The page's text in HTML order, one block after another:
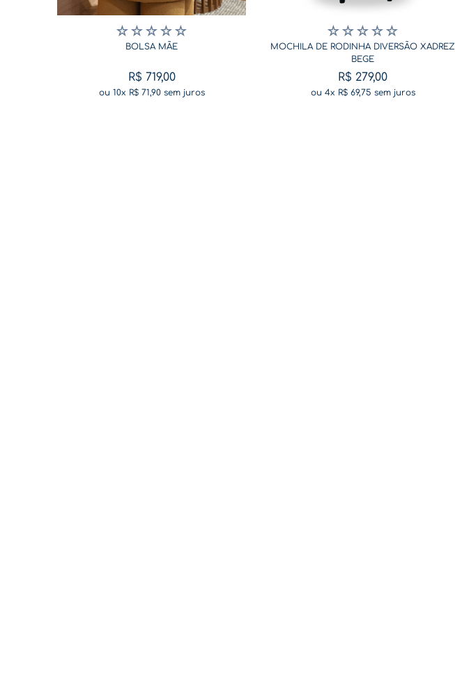
☆☆☆☆☆
BOLSA MÃE
R$ 719,00
ou 10x R$ 71,90sem juros
☆☆☆☆☆
MOCHILA DE RODINHA DIVERSÃO XADREZ
BEGE
R$ 279,00
ou 4x R$ 69,75 sem juros